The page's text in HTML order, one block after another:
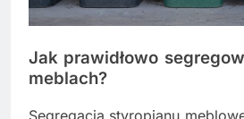
Jak prawidłowo
meblach?
Segregacja styropianu